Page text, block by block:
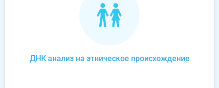
ДНК анализ на этническое происхождение